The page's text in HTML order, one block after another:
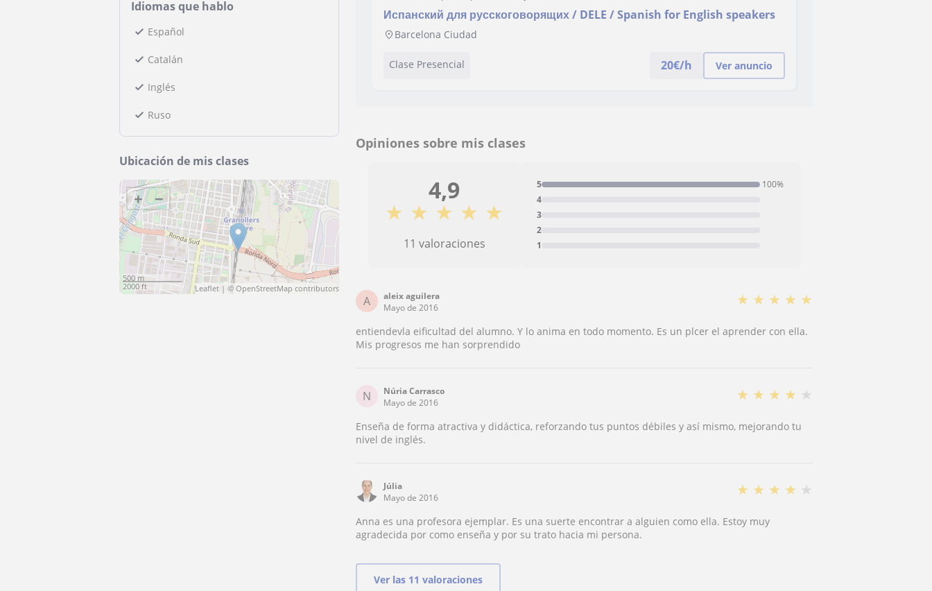
Idiomas que hablo
Español
Catalán
Inglés
Ruso
Ubicación de mis clases
+ −
500 m
2000 ft
Leaflet | ©OpenStreetMap contributors
Испанский для русскоговорящих / DELE / Spanish for English speakers
Barcelona Ciudad
Clase Presencial 20€/h Ver anuncio
Opiniones sobre mis clases
4,9
★ ★ ★ ★ ★
11 valoraciones 1
2
3
4
5 100%
A
aleix aguilera
Mayo de 2016
★ ★ ★ ★ ★
entiendevla eificultad del alumno. Y lo anima en todo momento. Es un plcer el aprender con ella.
Mis progresos me han sorprendido
N
Núria Carrasco
Mayo de 2016
★ ★ ★ ★ ★
Enseña de forma atractiva y didáctica, reforzando tus puntos débiles y así mismo, mejorando tu
nivel de inglés.
Júlia
Mayo de 2016
★ ★ ★ ★ ★
Anna es una profesora ejemplar. Es una suerte encontrar a alguien como ella. Estoy muy
agradecida por como enseña y por su trato hacia mi persona.
Ver las 11 valoraciones